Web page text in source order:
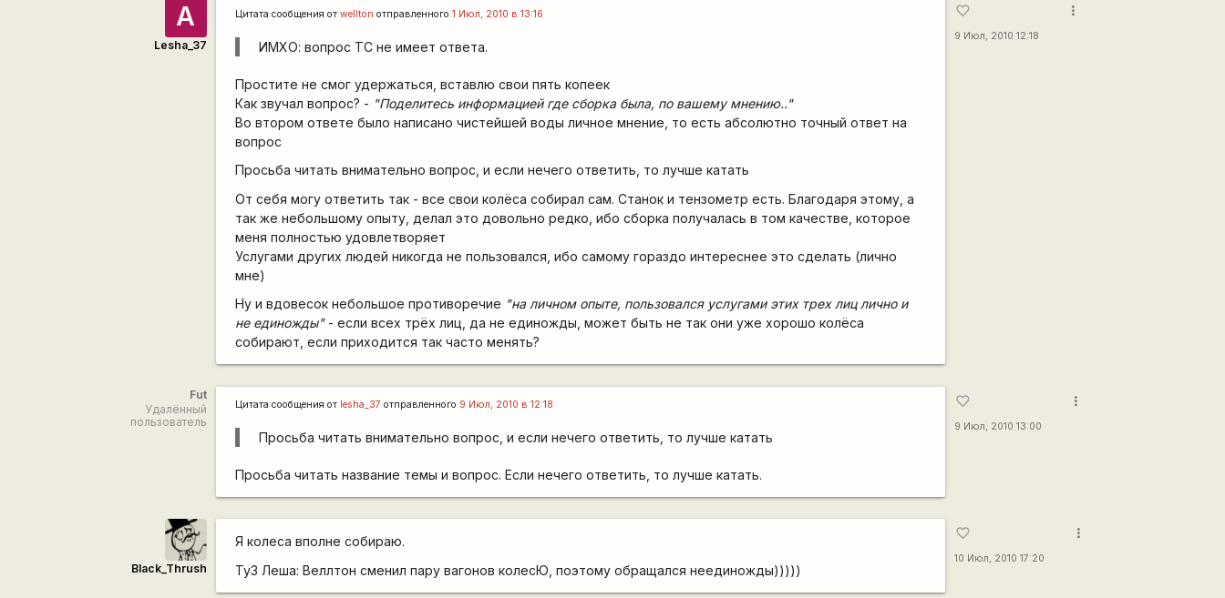
А
Lesha_37
Цитата сообщения отwellton отправленного1 Июл, 2010 в 13:16
ИМХО: вопрос ТС не имеет ответа.
Простите не смог удержаться, вставлю свои пять копеек
Как звучал вопрос? - "Поделитесь информацией где сборка была, по вашему мнению.."
Во втором ответе было написано чистейшей воды личное мнение, то есть абсолютно точный ответ на
вопрос
Просьба читать внимательно вопрос, и если нечего ответить, то лучше катать
От себя могу ответить так - все свои колёса собирал сам. Станок и тензометр есть. Благодаря этому, а
так же небольшому опыту, делал это довольно редко, ибо сборка получалась в том качестве, которое
меня полностью удовлетворяет
Услугами других людей никогда не пользовался, ибо самому гораздо интереснее это сделать (лично
мне)
Ну и вдовесок небольшое противоречие "на личном опыте, пользовался услугами этих трех лиц лично и
не единожды"- если всех трёх лиц, да не единожды, может быть не так они уже хорошо колёса
собирают, если приходится так часто менять?
favorite_border
9 Июл, 2010 12:18
more_vert
Fut
Удалённый
пользователь
Цитата сообщения от lesha_37 отправленного 9 Июл, 2010 в 12:18
Просьба читать внимательно вопрос, и если нечего ответить, то лучше катать
Просьба читать название темы и вопрос. Если нечего ответить, то лучше катать.
favorite_border
9 Июл, 2010 13:00
more_vert
Black_Thrush
Я колеса вполне собираю.
Ту3 Леша: Веллтон сменил пару вагонов колесЮ, поэтому обращался неединожды)))))
favorite_border
10 Июл, 2010 17:20
more_vert